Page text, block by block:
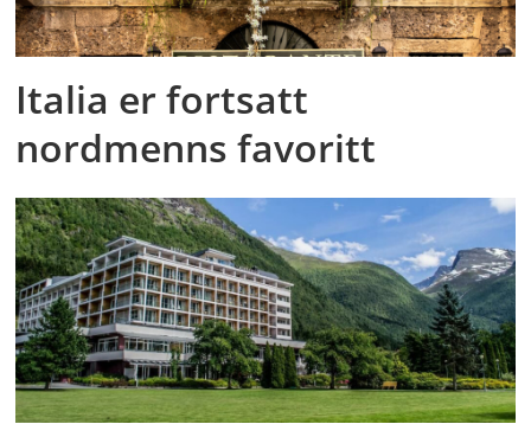
Italia er fortsatt
nordmenns favoritt